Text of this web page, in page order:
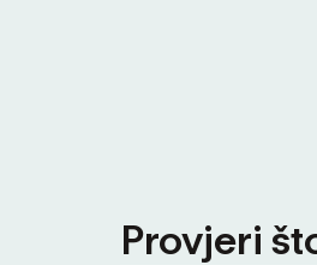
Provjeri